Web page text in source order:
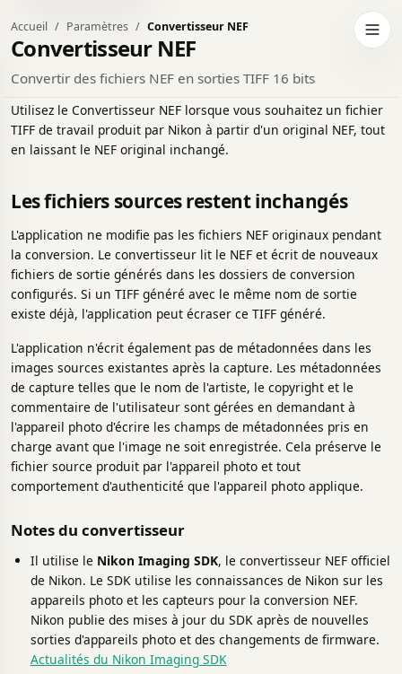
au thème sombre
Accueil Paramètres Convertisseur NEF
Convertisseur NEF
Convertir des fichiers NEF en sorties TIFF 16 bits
Utilisez le Convertisseur NEF lorsque vous souhaitez un fichier
TIFF de travail produit par Nikon à partir d'un original NEF, tout
en laissant le NEF original inchangé.
Les fichiers sources restent inchangés
L'application ne modifie pas les fichiers NEF originaux pendant
la conversion. Le convertisseur lit le NEF et écrit de nouveaux
fichiers de sortie générés dans les dossiers de conversion
configurés. Si un TIFF généré avec le même nom de sortie
existe déjà, l'application peut écraser ce TIFF généré.
L'application n'écrit également pas de métadonnées dans les
images sources existantes après la capture. Les métadonnées
de capture telles que le nom de l'artiste, le copyright et le
commentaire de l'utilisateur sont gérées en demandant à
l'appareil photo d'écrire les champs de métadonnées pris en
charge avant que l'image ne soit enregistrée. Cela préserve le
fichier source produit par l'appareil photo et tout
comportement d'authenticité que l'appareil photo applique.
Notes du convertisseur
Il utilise le Nikon Imaging SDK, le convertisseur NEF officiel
de Nikon. Le SDK utilise les connaissances de Nikon sur les
appareils photo et les capteurs pour la conversion NEF.
Nikon publie des mises à jour du SDK après de nouvelles
sorties d'appareils photo et des changements de firmware.
Actualités du Nikon Imaging SDK